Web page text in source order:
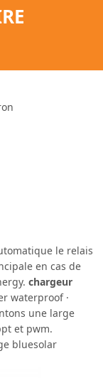
le relais
en cas de
chargeur
waterproof ·
une large
et pwm.
bluesolar